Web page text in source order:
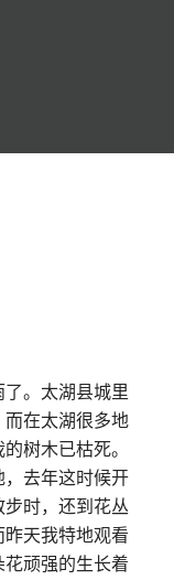
。太湖县城里
在太湖很多地
树木已枯死。
去年这时候开
时，还到花丛
天我特地观看
顽强的生长着